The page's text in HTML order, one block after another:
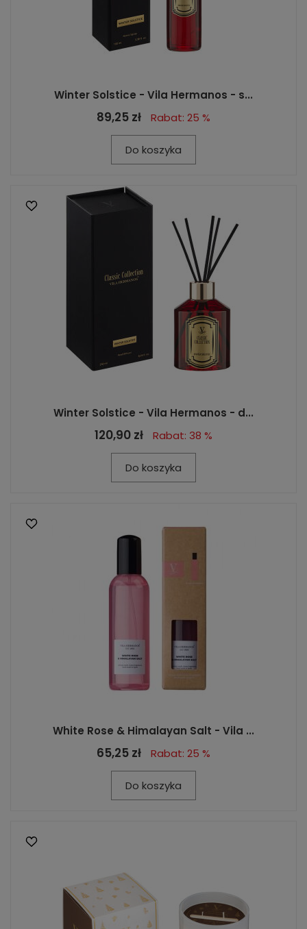
Winter Solstice - Vila Hermanos - s...
89,25 zł Rabat: 25 %
Do koszyka
Winter Solstice - Vila Hermanos - d...
120,90 zł Rabat: 38 %
Do koszyka
White Rose & Himalayan Salt - Vila ...
65,25 zł Rabat: 25 %
Do koszyka